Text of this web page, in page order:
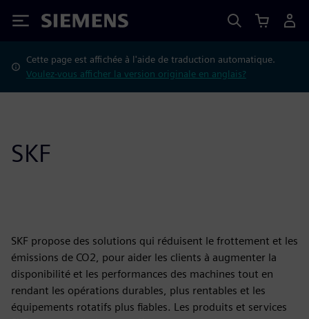
Siemens
Cette page est affichée à l'aide de traduction automatique.
Voulez-vous afficher la version originale en anglais?
SKF
SKF propose des solutions qui réduisent le frottement et les
émissions de CO2, pour aider les clients à augmenter la
disponibilité et les performances des machines tout en
rendant les opérations durables, plus rentables et les
équipements rotatifs plus fiables. Les produits et services